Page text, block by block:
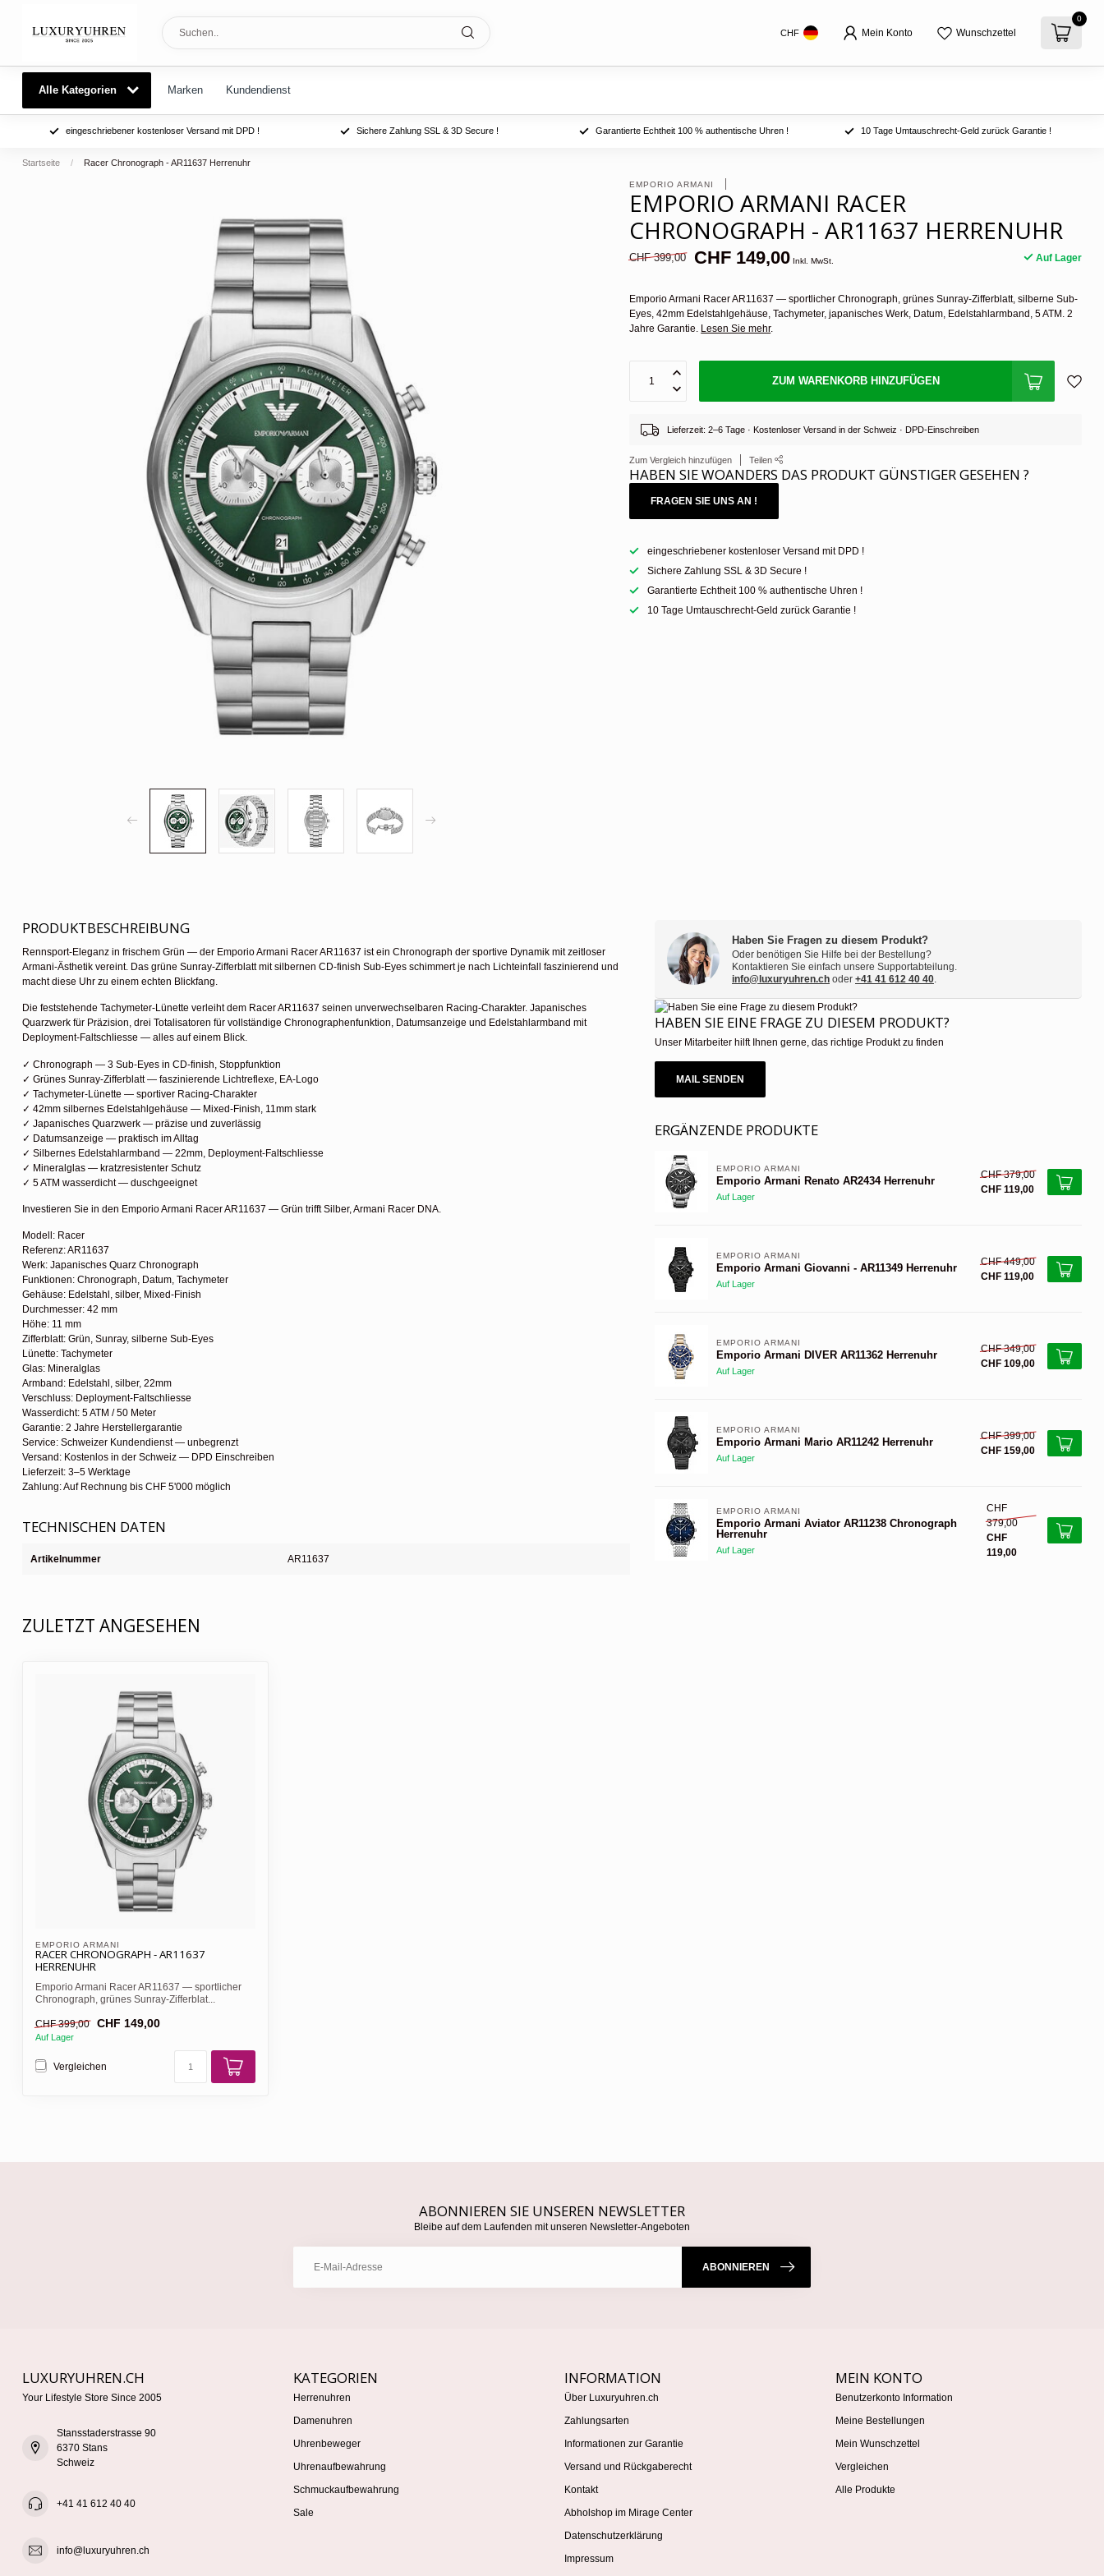
CHF Mein Konto Wunschzettel
0
Alle Kategorien Marken Kundendienst
eingeschriebener kostenloser Versand mit DPD ! Sichere Zahlung SSL & 3D Secure ! Garantierte Echtheit 100 % authentische Uhren ! 10 Tage Umtauschrecht-Geld zurück Garantie !
Startseite / Racer Chronograph - AR11637 Herrenuhr
EMPORIO ARMANI
EMPORIO ARMANI RACER
CHRONOGRAPH - AR11637 HERRENUHR
CHF 399,00 CHF 149,00 Inkl. MwSt. Auf Lager
Emporio Armani Racer AR11637 — sportlicher Chronograph, grünes Sunray-Zifferblatt, silberne Sub-
Eyes, 42mm Edelstahlgehäuse, Tachymeter, japanisches Werk, Datum, Edelstahlarmband, 5 ATM. 2
Jahre Garantie. Lesen Sie mehr.
ZUM WARENKORB HINZUFÜGEN
Lieferzeit: 2–6 Tage · Kostenloser Versand in der Schweiz · DPD-Einschreiben
Zum Vergleich hinzufügen Teilen
HABEN SIE WOANDERS DAS PRODUKT GÜNSTIGER GESEHEN ?
FRAGEN SIE UNS AN !
eingeschriebener kostenloser Versand mit DPD !
Sichere Zahlung SSL & 3D Secure !
Garantierte Echtheit 100 % authentische Uhren !
10 Tage Umtauschrecht-Geld zurück Garantie !
PRODUKTBESCHREIBUNG
Rennsport-Eleganz in frischem Grün — der Emporio Armani Racer AR11637 ist ein Chronograph der sportive Dynamik mit zeitloser
Armani-Ästhetik vereint. Das grüne Sunray-Zifferblatt mit silbernen CD-finish Sub-Eyes schimmert je nach Lichteinfall faszinierend und
macht diese Uhr zu einem echten Blickfang.
Die feststehende Tachymeter-Lünette verleiht dem Racer AR11637 seinen unverwechselbaren Racing-Charakter. Japanisches
Quarzwerk für Präzision, drei Totalisatoren für vollständige Chronographenfunktion, Datumsanzeige und Edelstahlarmband mit
Deployment-Faltschliesse — alles auf einem Blick.
✓ Chronograph — 3 Sub-Eyes in CD-finish, Stoppfunktion
✓ Grünes Sunray-Zifferblatt — faszinierende Lichtreflexe, EA-Logo
✓ Tachymeter-Lünette — sportiver Racing-Charakter
✓ 42mm silbernes Edelstahlgehäuse — Mixed-Finish, 11mm stark
✓ Japanisches Quarzwerk — präzise und zuverlässig
✓ Datumsanzeige — praktisch im Alltag
✓ Silbernes Edelstahlarmband — 22mm, Deployment-Faltschliesse
✓ Mineralglas — kratzresistenter Schutz
✓ 5 ATM wasserdicht — duschgeeignet
Investieren Sie in den Emporio Armani Racer AR11637 — Grün trifft Silber, Armani Racer DNA.
Modell: Racer
Referenz: AR11637
Werk: Japanisches Quarz Chronograph
Funktionen: Chronograph, Datum, Tachymeter
Gehäuse: Edelstahl, silber, Mixed-Finish
Durchmesser: 42 mm
Höhe: 11 mm
Zifferblatt: Grün, Sunray, silberne Sub-Eyes
Lünette: Tachymeter
Glas: Mineralglas
Armband: Edelstahl, silber, 22mm
Verschluss: Deployment-Faltschliesse
Wasserdicht: 5 ATM / 50 Meter
Garantie: 2 Jahre Herstellergarantie
Service: Schweizer Kundendienst — unbegrenzt
Versand: Kostenlos in der Schweiz — DPD Einschreiben
Lieferzeit: 3–5 Werktage
Zahlung: Auf Rechnung bis CHF 5'000 möglich
TECHNISCHEN DATEN
Artikelnummer AR11637
Haben Sie Fragen zu diesem Produkt?
Oder benötigen Sie Hilfe bei der Bestellung?
Kontaktieren Sie einfach unsere Supportabteilung.
info@luxuryuhren.ch oder +41 41 612 40 40.
HABEN SIE EINE FRAGE ZU DIESEM PRODUKT?
Unser Mitarbeiter hilft Ihnen gerne, das richtige Produkt zu finden
MAIL SENDEN
ERGÄNZENDE PRODUKTE
EMPORIO ARMANI
Emporio Armani Renato AR2434 Herrenuhr
Auf Lager
CHF 379,00
CHF 119,00
EMPORIO ARMANI
Emporio Armani Giovanni - AR11349 Herrenuhr
Auf Lager
CHF 449,00
CHF 119,00
EMPORIO ARMANI
Emporio Armani DIVER AR11362 Herrenuhr
Auf Lager
CHF 349,00
CHF 109,00
EMPORIO ARMANI
Emporio Armani Mario AR11242 Herrenuhr
Auf Lager
CHF 399,00
CHF 159,00
EMPORIO ARMANI
Emporio Armani Aviator AR11238 Chronograph
Herrenuhr
Auf Lager
CHF
379,00
CHF
119,00
ZULETZT ANGESEHEN
EMPORIO ARMANI
RACER CHRONOGRAPH - AR11637
HERRENUHR
Emporio Armani Racer AR11637 — sportlicher
Chronograph, grünes Sunray-Zifferblat...
CHF 399,00 CHF 149,00
Auf Lager
Vergleichen
ABONNIEREN SIE UNSEREN NEWSLETTER
Bleibe auf dem Laufenden mit unseren Newsletter-Angeboten
ABONNIEREN
LUXURYUHREN.CH
Your Lifestyle Store Since 2005
Stansstaderstrasse 90
6370 Stans
Schweiz
+41 41 612 40 40
info@luxuryuhren.ch
KATEGORIEN
Herrenuhren
Damenuhren
Uhrenbeweger
Uhrenaufbewahrung
Schmuckaufbewahrung
Sale
INFORMATION
Über Luxuryuhren.ch
Zahlungsarten
Informationen zur Garantie
Versand und Rückgaberecht
Kontakt
Abholshop im Mirage Center
Datenschutzerklärung
Impressum
MEIN KONTO
Benutzerkonto Information
Meine Bestellungen
Mein Wunschzettel
Vergleichen
Alle Produkte